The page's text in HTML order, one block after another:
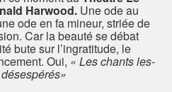
Harwood. Une ode au
ode en fa mineur, striée de
Car la beauté se débat
bute sur l’ingratitude, le
Oui, « Les chants les-